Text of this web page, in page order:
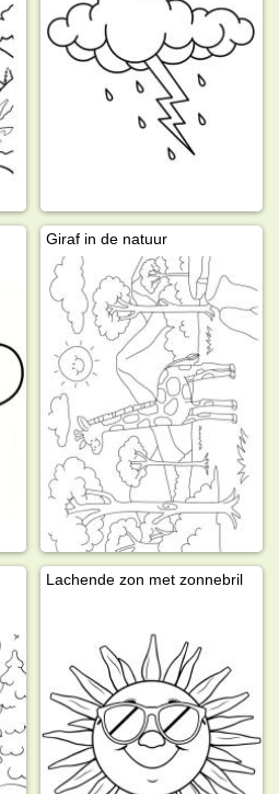
Giraf in de natuur
Lachende zon met zonnebril